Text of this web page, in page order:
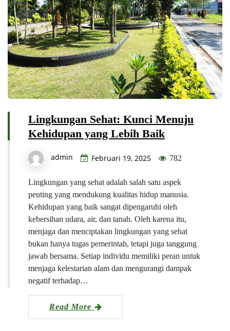
Lingkungan Sehat: Kunci Menuju
Kehidupan yang Lebih Baik
admin Februari 19, 2025 782
Lingkungan yang sehat adalah salah satu aspek
penting yang mendukung kualitas hidup manusia.
Kehidupan yang baik sangat dipengaruhi oleh
kebersihan udara, air, dan tanah. Oleh karena itu,
menjaga dan menciptakan lingkungan yang sehat
bukan hanya tugas pemerintah, tetapi juga tanggung
jawab bersama. Setiap individu memiliki peran untuk
menjaga kelestarian alam dan mengurangi dampak
negatif terhadap…
Read More